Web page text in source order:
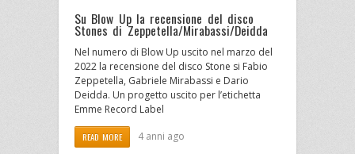
Su Blow Up la recensione del disco
Stones di Zeppetella/Mirabassi/Deidda
Nel numero di Blow Up uscito nel marzo del
2022 la recensione del disco Stone si Fabio
Zeppetella, Gabriele Mirabassi e Dario
Deidda. Un progetto uscito per l’etichetta
Emme Record Label
READ MORE 4 anni ago